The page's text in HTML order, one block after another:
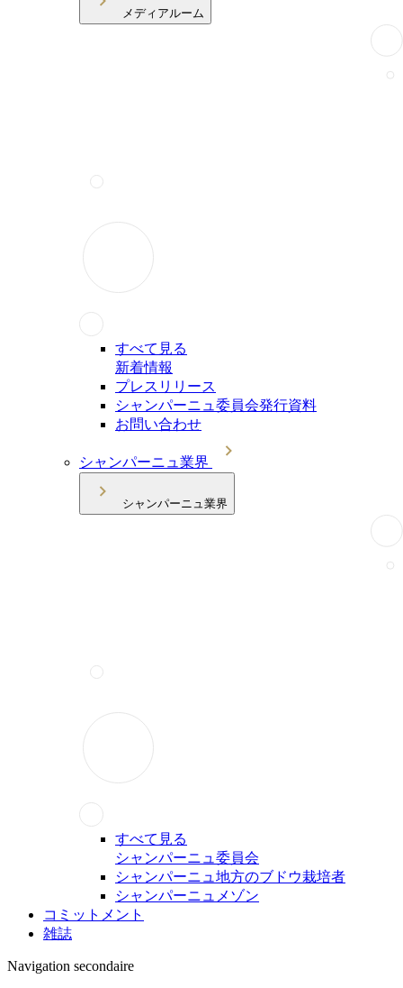
メディアルーム
すべて見る
新着情報
プレスリリース
シャンパーニュ委員会発行資料
お問い合わせ
シャンパーニュ業界
シャンパーニュ業界
すべて見る
シャンパーニュ委員会
シャンパーニュ地方のブドウ栽培者
シャンパーニュメゾン
コミットメント
雑誌
Navigation secondaire